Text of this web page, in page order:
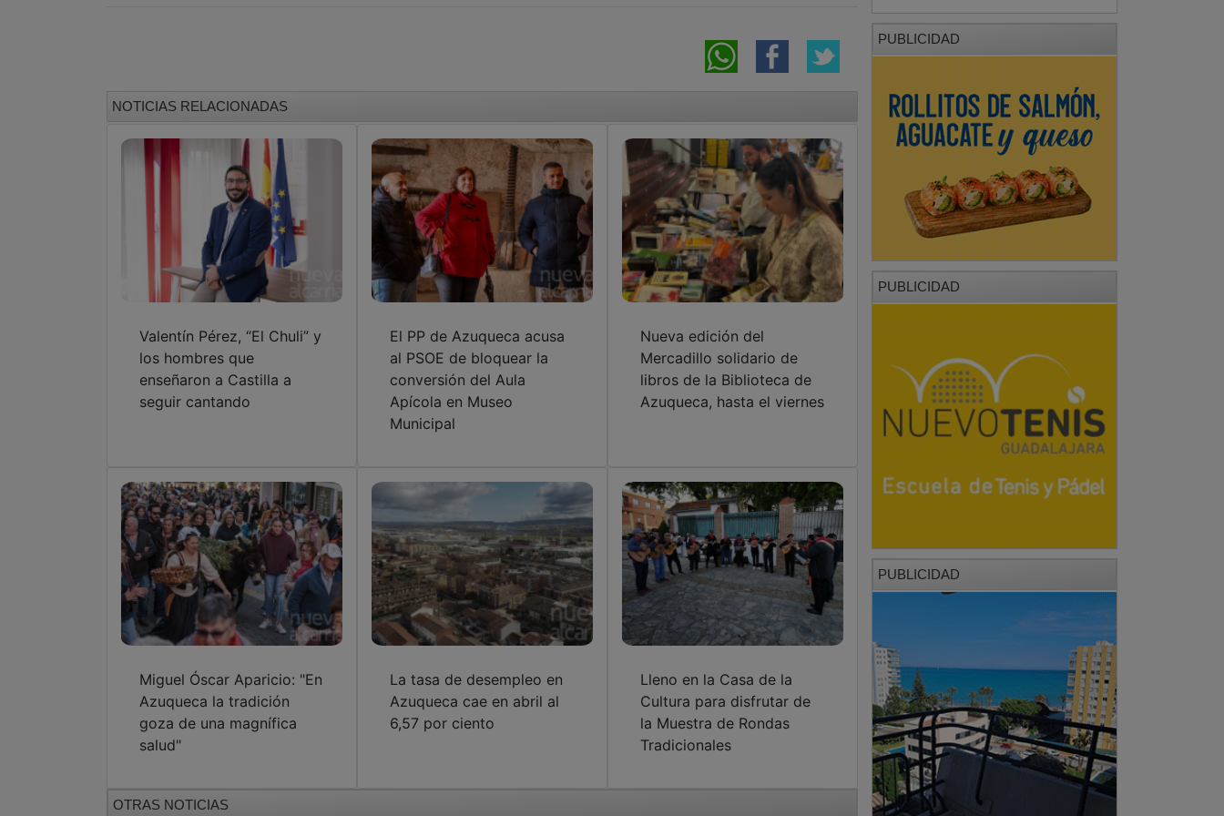
NOTICIAS RELACIONADAS
Valentín Pérez, “El Chuli” y
los hombres que
enseñaron a Castilla a
seguir cantando
El PP de Azuqueca acusa
al PSOE de bloquear la
conversión del Aula
Apícola en Museo
Municipal
Nueva edición del
Mercadillo solidario de
libros de la Biblioteca de
Azuqueca, hasta el viernes
Miguel Óscar Aparicio: "En
Azuqueca la tradición
goza de una magnífica
salud"
La tasa de desempleo en
Azuqueca cae en abril al
6,57 por ciento
Lleno en la Casa de la
Cultura para disfrutar de
la Muestra de Rondas
Tradicionales
OTRAS NOTICIAS
PUBLICIDAD
PUBLICIDAD
PUBLICIDAD